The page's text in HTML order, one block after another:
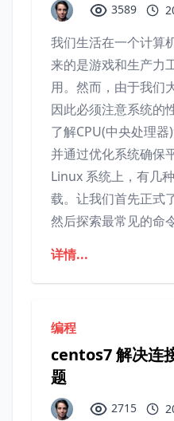
3589
我们生活在一个计算
来的是游戏和生产力
用。然而，由于我们
因此必须注意系统的
了解CPU(中央处理
并通过优化系统确保
Linux 系统上，有几
载。让我们首先正式
然后探索最常见的命
详情...
编程
centos7 解决连
题
2715